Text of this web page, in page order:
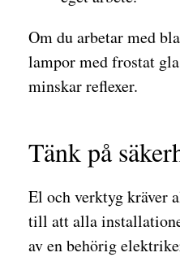
Om du arbetar med
lampor med frostat
minskar reflexer.
Tänk på
El och verktyg kräver
till att alla
av en behörig